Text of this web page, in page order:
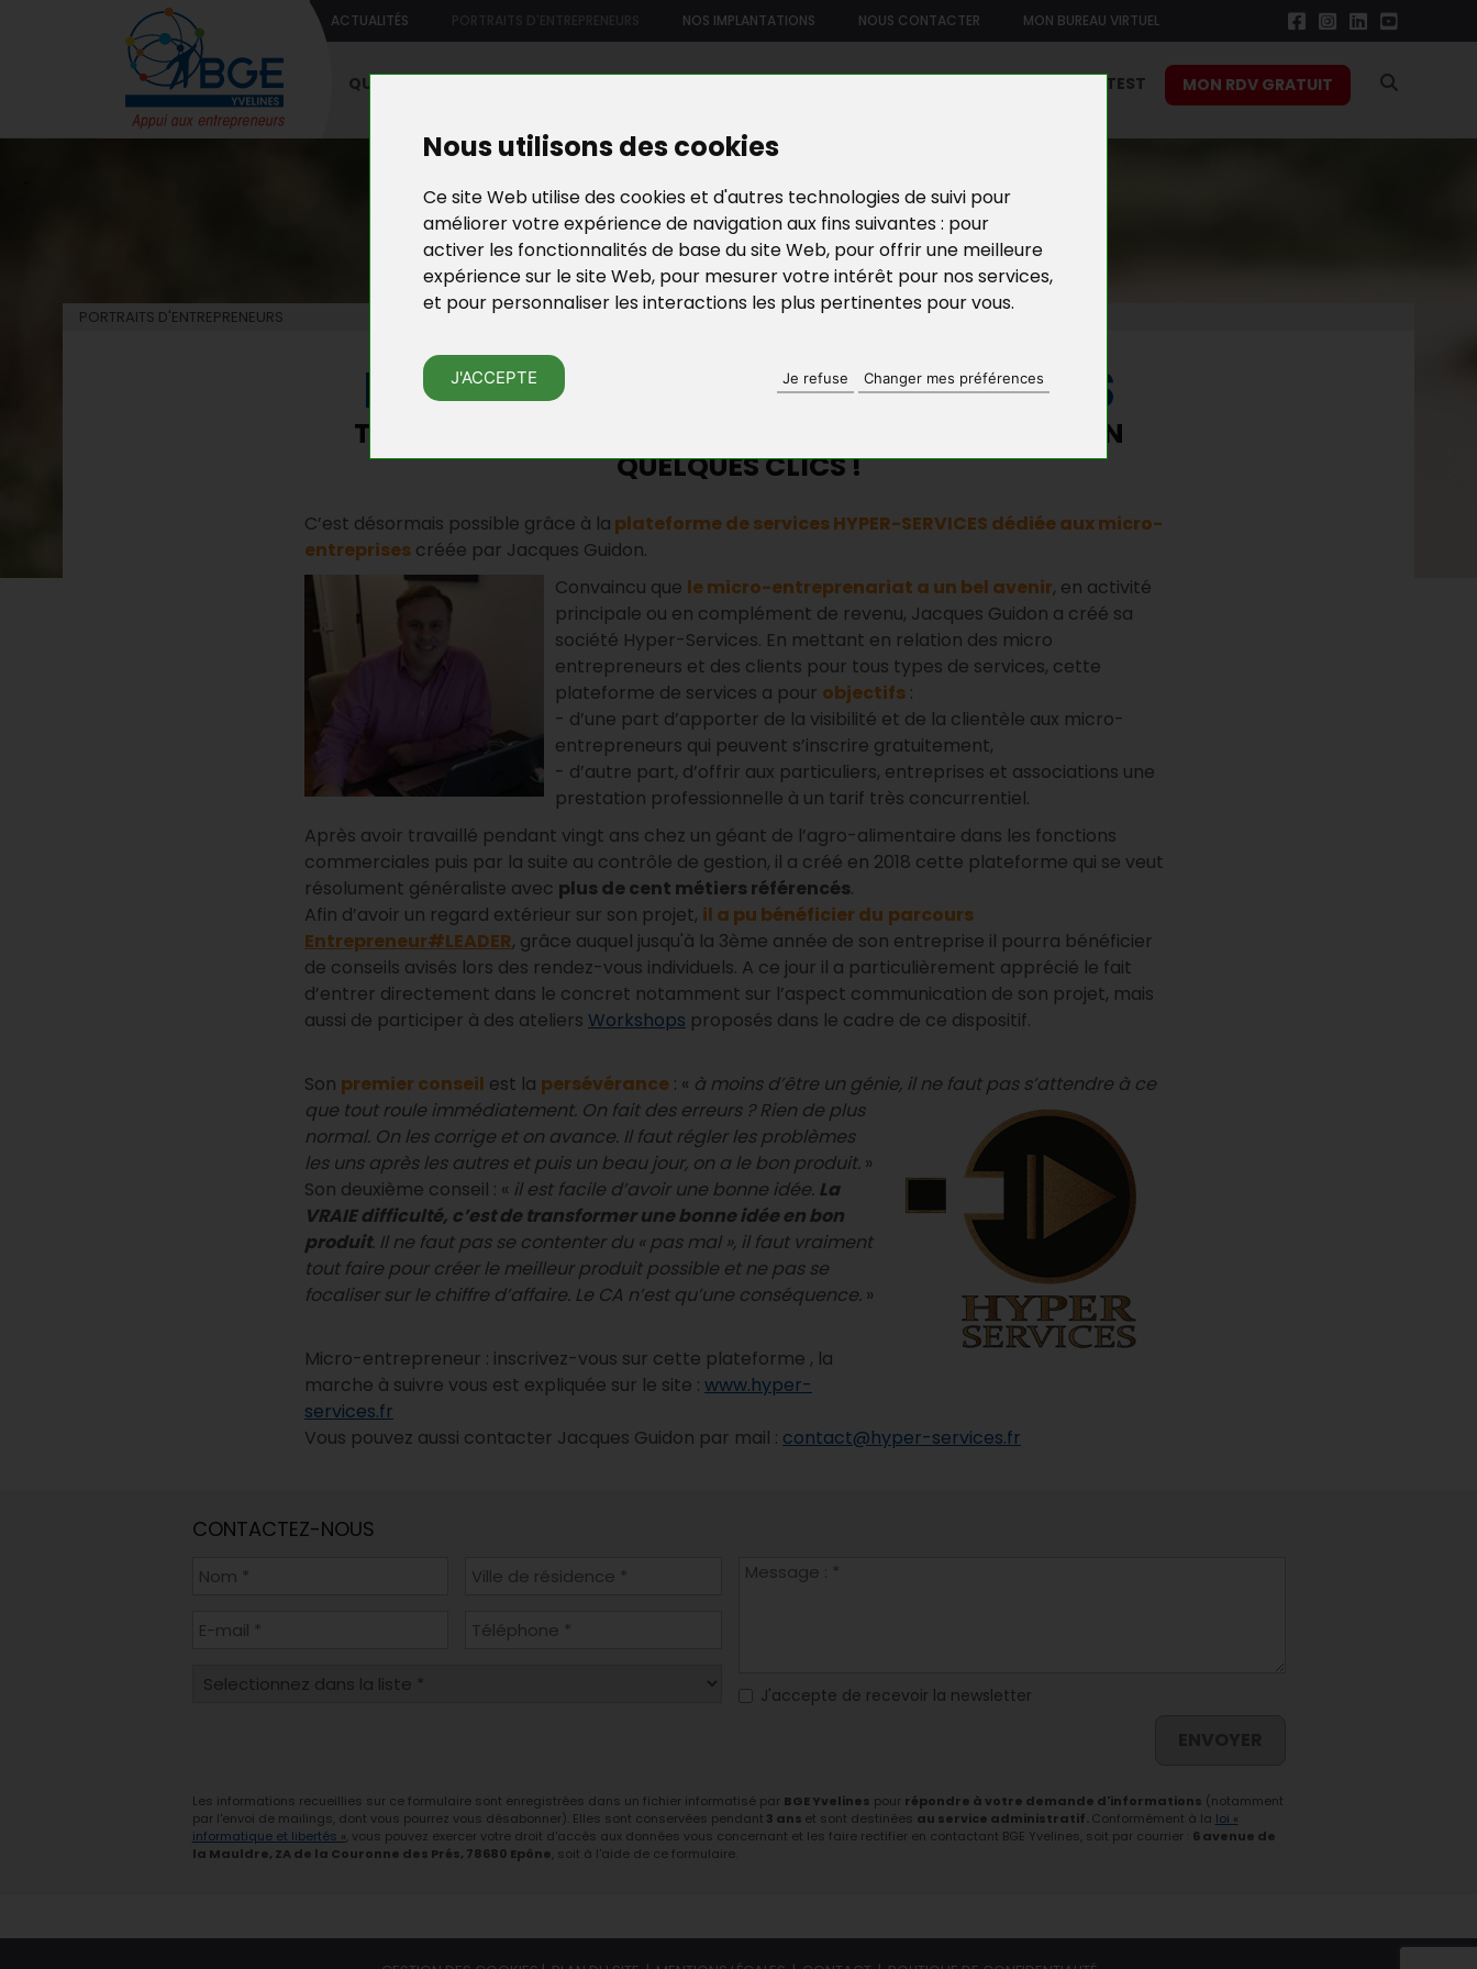
Nous utilisons des cookies
Ce site Web utilise des cookies et d'autres technologies de suivi pour
améliorer votre expérience de navigation aux fins suivantes : pour
activer les fonctionnalités de base du site Web, pour offrir une meilleure
expérience sur le site Web, pour mesurer votre intérêt pour nos services,
et pour personnaliser les interactions les plus pertinentes pour vous.
J'ACCEPTE Je refuse Changer mes préférences
ACTUALITÉS NOS IMPLANTATIONS NOUS CONTACTER MON BUREAU VIRTUEL
QUI SOMMES-NOUS FONCTION TEST MON RDV GRATUIT
PORTRAITS D'ENTREPRENEURS
PORTRAITS D'ENTREPRENEURS
TROUVEZ LE MICRO-ENTREPRENEUR DE VOTRE CHOIX EN
QUELQUES CLICS !
C’est désormais possible grâce à la plateforme de services HYPER-SERVICES dédiée aux micro-
entreprises créée par Jacques Guidon.
Convaincu que le micro-entreprenariat a un bel avenir, en activité
principale ou en complément de revenu, Jacques Guidon a créé sa
société Hyper-Services. En mettant en relation des micro
entrepreneurs et des clients pour tous types de services, cette
plateforme de services a pour objectifs :
- d’une part d’apporter de la visibilité et de la clientèle aux micro-
entrepreneurs qui peuvent s’inscrire gratuitement,
- d’autre part, d’offrir aux particuliers, entreprises et associations une
prestation professionnelle à un tarif très concurrentiel.
Après avoir travaillé pendant vingt ans chez un géant de l’agro-alimentaire dans les fonctions
commerciales puis par la suite au contrôle de gestion, il a créé en 2018 cette plateforme qui se veut
résolument généraliste avec plus de cent métiers référencés.
Afin d’avoir un regard extérieur sur son projet, il a pu bénéficier du parcours
Entrepreneur#LEADER, grâce auquel jusqu'à la 3ème année de son entreprise il pourra bénéficier
de conseils avisés lors des rendez-vous individuels. A ce jour il a particulièrement apprécié le fait
d’entrer directement dans le concret notamment sur l’aspect communication de son projet, mais
aussi de participer à des ateliers Workshops proposés dans le cadre de ce dispositif.
Son premier conseil est la persévérance : « à moins d’être un génie, il ne faut pas s’attendre à ce
que tout roule immédiatement. On fait des erreurs ? Rien de plus
normal. On les corrige et on avance. Il faut régler les problèmes
les uns après les autres et puis un beau jour, on a le bon produit. »
Son deuxième conseil : « il est facile d’avoir une bonne idée. La
VRAIE difficulté, c’est de transformer une bonne idée en bon
produit. Il ne faut pas se contenter du « pas mal », il faut vraiment
tout faire pour créer le meilleur produit possible et ne pas se
focaliser sur le chiffre d’affaire. Le CA n’est qu’une conséquence. »
Micro-entrepreneur : inscrivez-vous sur cette plateforme , la
marche à suivre vous est expliquée sur le site : www.hyper-
services.fr
Vous pouvez aussi contacter Jacques Guidon par mail : contact@hyper-services.fr
CONTACTEZ-NOUS
J'accepte de recevoir la newsletter
Les informations recueillies sur ce formulaire sont enregistrées dans un fichier informatisé par BGE Yvelines pour répondre à votre demande d'informations (notamment
par l'envoi de mailings, dont vous pourrez vous désabonner). Elles sont conservées pendant 3 ans et sont destinées au service administratif. Conformément à la loi «
informatique et libertés » , vous pouvez exercer votre droit d'accès aux données vous concernant et les faire rectifier en contactant BGE Yvelines, soit par courrier :
6 avenue de
la Mauldre, ZA de la Couronne des Prés, 78680 Epône , soit à l'aide de ce formulaire.